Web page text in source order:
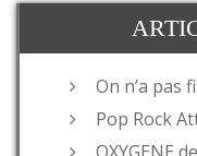
On n’a pas
Pop Rock